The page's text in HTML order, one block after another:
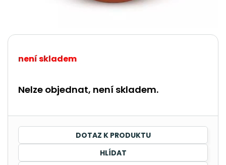
není skladem
Nelze objednat, není skladem.
DOTAZ K PRODUKTU
HLÍDAT